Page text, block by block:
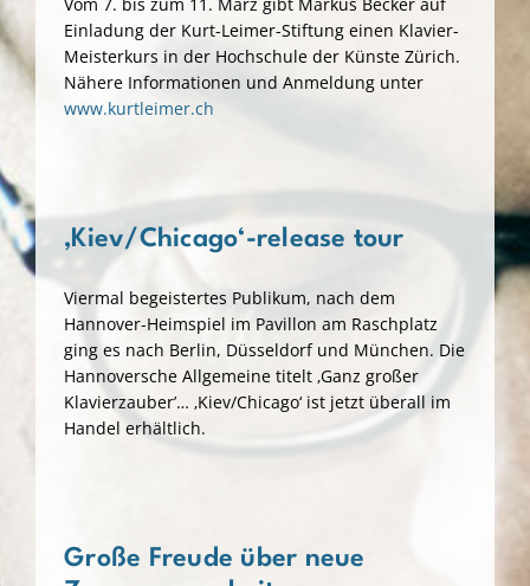
Einladung der Kurt-Leimer-Stiftung einen Klavier-
Meisterkurs in der Hochschule der Künste Zürich.
Nähere Informationen und Anmeldung unter
www.kurtleimer.ch
‚Kiev/Chicago‘-release tour
Viermal begeistertes Publikum, nach dem
Hannover-Heimspiel im Pavillon am Raschplatz
ging es nach Berlin, Düsseldorf und München. Die
Hannoversche Allgemeine titelt ‚Ganz großer
Klavierzauber’… ‚Kiev/Chicago‘ ist jetzt überall im
Handel erhältlich.
Große Freude über neue